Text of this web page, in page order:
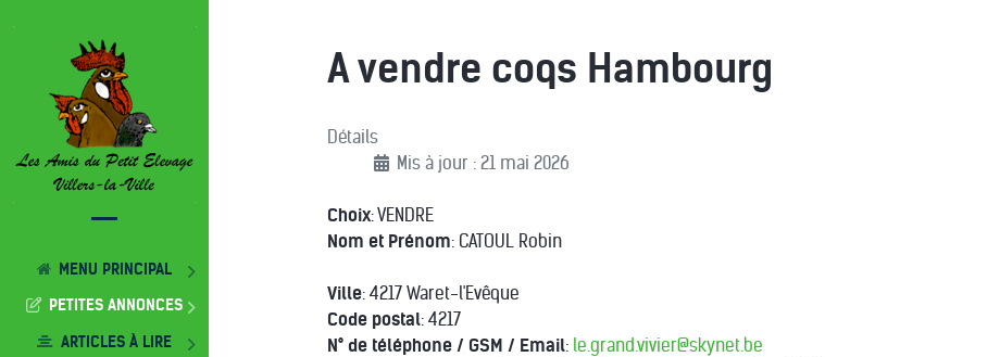
A vendre coqs Hambourg
Détails
Mis à jour : 21 mai 2026
Choix: VENDRE
Nom et Prénom: CATOUL Robin
Ville: 4217 Waret-l'Evêque
Code postal: 4217
N° de téléphone / GSM / Email: le.grand.vivier@skynet.be
MENU PRINCIPAL
PETITES ANNONCES
ARTICLES À LIRE